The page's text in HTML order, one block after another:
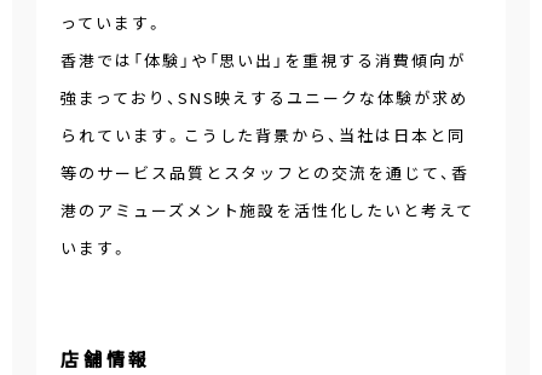
っています。
香港では「体験」や「思い出」を重視する消費傾向が
強まっており、SNS映えするユニークな体験が求め
られています。こうした背景から、当社は日本と同
等のサービス品質とスタッフとの交流を通じて、香
港のアミューズメント施設を活性化したいと考えて
います。
店舗情報